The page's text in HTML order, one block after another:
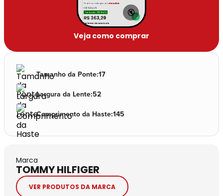
🔇
Veja como comprar
Tamanho da Ponte:17
Largura da Lente:52
Comprimento da Haste:145
Marca
TOMMY HILFIGER
VER PRODUTOS DA MARCA